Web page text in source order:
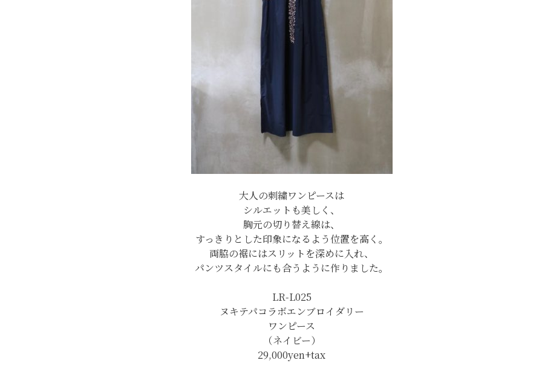
大人の刺繍ワンピースは
シルエットも美しく、
胸元の切り替え線は、
すっきりとした印象になるよう位置を高く。
両脇の裾にはスリットを深めに入れ、
パンツスタイルにも合うように作りました。
LR-L025
ヌキテパコラボエンブロイダリー
ワンピース
（ネイビー）
29,000yen+tax